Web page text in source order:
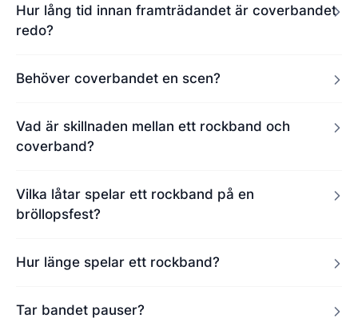
Hur lång tid innan framträdandet är coverbandet
redo?
Behöver coverbandet en scen?
Vad är skillnaden mellan ett rockband och
coverband?
Vilka låtar spelar ett rockband på en
bröllopsfest?
Hur länge spelar ett rockband?
Tar bandet pauser?